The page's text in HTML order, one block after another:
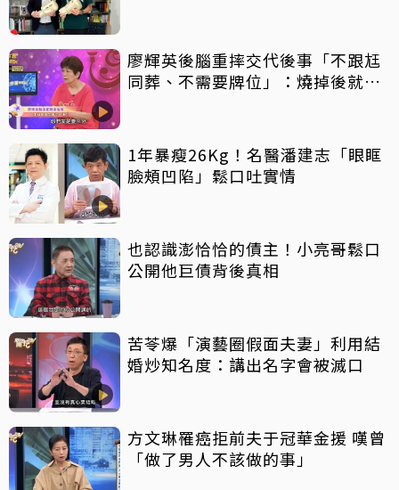
廖輝英後腦重摔交代後事「不跟尪
同葬、不需要牌位」：燒掉後就算
1年暴瘦26Kg！名醫潘建志「眼眶
臉頰凹陷」鬆口吐實情
也認識澎恰恰的債主！小亮哥鬆口
公開他巨債背後真相
苦苓爆「演藝圈假面夫妻」利用結
婚炒知名度：講出名字會被滅口
方文琳罹癌拒前夫于冠華金援 嘆曾
「做了男人不該做的事」